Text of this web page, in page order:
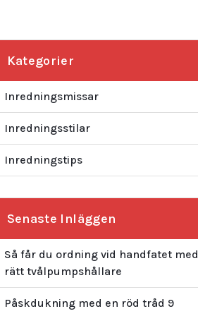
Kategorier
Inredningsmissar
Inredningsstilar
Inredningstips
Senaste Inläggen
Så får du ordning vid handfatet med
rätt tvålpumpshållare
Påskdukning med en röd tråd 9